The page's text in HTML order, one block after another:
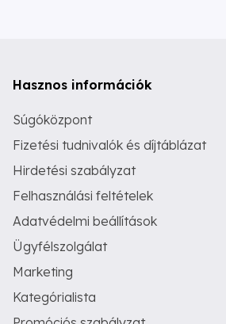
Hasznos információk
Súgóközpont
Fizetési tudnivalók és díjtáblázat
Hirdetési szabályzat
Felhasználási feltételek
Adatvédelmi beállítások
Ügyfélszolgálat
Marketing
Kategórialista